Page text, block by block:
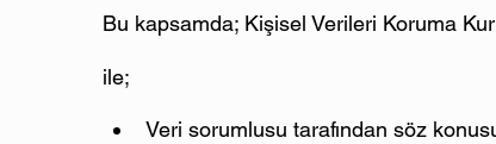
Bu kapsamda; Kişisel Verileri Koruma
ile;
Veri sorumlusu tarafından söz